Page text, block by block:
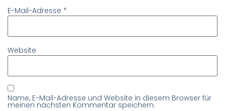
E-Mail-Adresse *
Website
Name, E-Mail-Adresse und Website in diesem Browser für
meinen nächsten Kommentar speichern.